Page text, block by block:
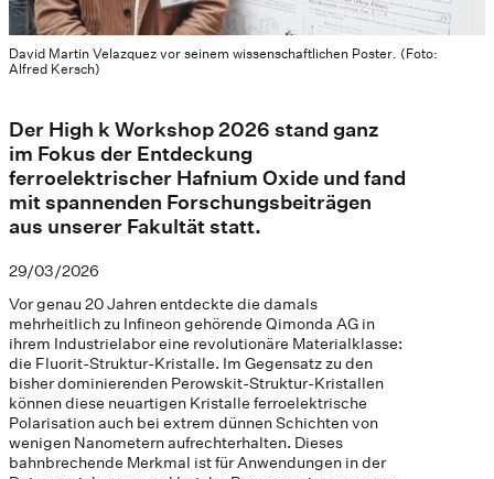
David Martin Velazquez vor seinem wissenschaftlichen Poster. (Foto:
Alfred Kersch)
Der High k Workshop 2026 stand ganz
im Fokus der Entdeckung
ferroelektrischer Hafnium Oxide und fand
mit spannenden Forschungsbeiträgen
aus unserer Fakultät statt.
29/03/2026
Vor genau 20 Jahren entdeckte die damals
mehrheitlich zu Infineon gehörende Qimonda AG in
ihrem Industrielabor eine revolutionäre Materialklasse:
die Fluorit-Struktur-Kristalle. Im Gegensatz zu den
bisher dominierenden Perowskit-Struktur-Kristallen
können diese neuartigen Kristalle ferroelektrische
Polarisation auch bei extrem dünnen Schichten von
wenigen Nanometern aufrechterhalten. Dieses
bahnbrechende Merkmal ist für Anwendungen in der